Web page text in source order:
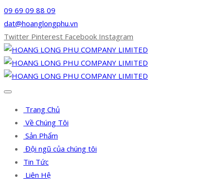
09 69 09 88 09
dat@hoanglongphu.vn
Twitter Pinterest Facebook Instagram
Trang Chủ
Về Chúng Tôi
Sản Phẩm
Đội ngũ của chúng tôi
Tin Tức
Liên Hệ